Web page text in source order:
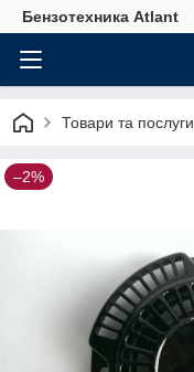
Бензотехника Atlant
Товари та послуги
–2%